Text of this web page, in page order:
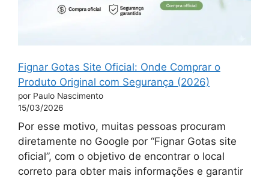
Fignar Gotas Site Oficial: Onde Comprar o
Produto Original com Segurança (2026)
por Paulo Nascimento
15/03/2026
Por esse motivo, muitas pessoas procuram
diretamente no Google por “Fignar Gotas site
oficial”, com o objetivo de encontrar o local
correto para obter mais informações e garantir